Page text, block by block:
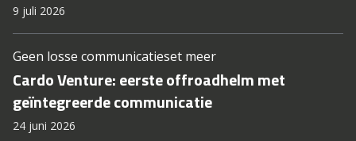
9 juli 2026
Geen losse communicatieset meer
Cardo Venture: eerste offroadhelm met
geïntegreerde communicatie
24 juni 2026